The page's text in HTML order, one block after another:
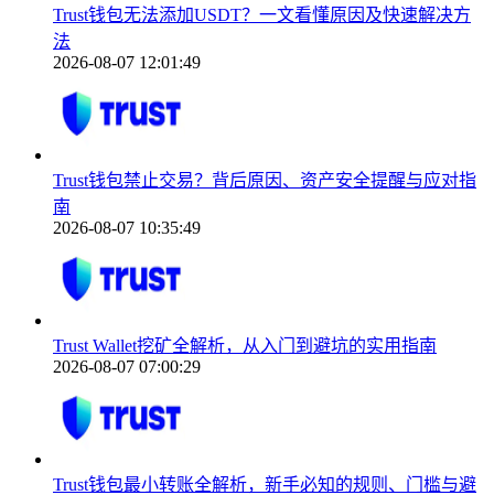
Trust钱包无法添加USDT？一文看懂原因及快速解决方
法
2026-08-07 12:01:49
Trust钱包禁止交易？背后原因、资产安全提醒与应对指
南
2026-08-07 10:35:49
Trust Wallet挖矿全解析，从入门到避坑的实用指南
2026-08-07 07:00:29
Trust钱包最小转账全解析，新手必知的规则、门槛与避